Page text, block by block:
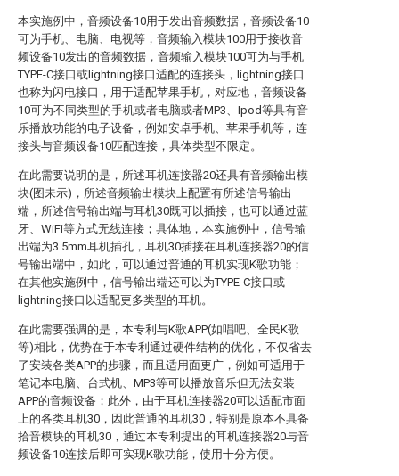
本实施例中，音频设备10用于发出音频数据，音频设备10
可为手机、电脑、电视等，音频输入模块100用于接收音
频设备10发出的音频数据，音频输入模块100可为与手机
TYPE-C接口或lightning接口适配的连接头，lightning接口
也称为闪电接口，用于适配苹果手机，对应地，音频设备
10可为不同类型的手机或者电脑或者MP3、Ipod等具有音
乐播放功能的电子设备，例如安卓手机、苹果手机等，连
接头与音频设备10匹配连接，具体类型不限定。
在此需要说明的是，所述耳机连接器20还具有音频输出模
块(图未示)，所述音频输出模块上配置有所述信号输出
端，所述信号输出端与耳机30既可以插接，也可以通过蓝
牙、WiFi等方式无线连接；具体地，本实施例中，信号输
出端为3.5mm耳机插孔，耳机30插接在耳机连接器20的信
号输出端中，如此，可以通过普通的耳机实现K歌功能；
在其他实施例中，信号输出端还可以为TYPE-C接口或
lightning接口以适配更多类型的耳机。
在此需要强调的是，本专利与K歌APP(如唱吧、全民K歌
等)相比，优势在于本专利通过硬件结构的优化，不仅省去
了安装各类APP的步骤，而且适用面更广，例如可适用于
笔记本电脑、台式机、MP3等可以播放音乐但无法安装
APP的音频设备；此外，由于耳机连接器20可以适配市面
上的各类耳机30，因此普通的耳机30，特别是原本不具备
拾音模块的耳机30，通过本专利提出的耳机连接器20与音
频设备10连接后即可实现K歌功能，使用十分方便。